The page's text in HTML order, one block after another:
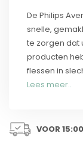
De Philips
snelle,
te zorgen dat
producten
flessen in
Lees meer..
VOOR